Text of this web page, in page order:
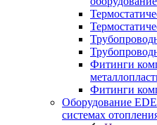
Фитинги
Фитинги
Оборудование
системах